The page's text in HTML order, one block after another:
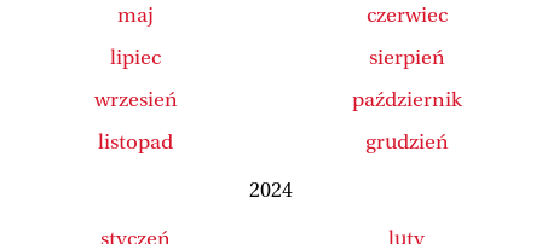
maj
czerwiec
lipiec
sierpień
wrzesień
październik
listopad
grudzień
2024
styczeń
luty